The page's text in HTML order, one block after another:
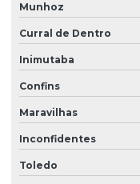
Munhoz
Curral de Dentro
Inimutaba
Confins
Maravilhas
Inconfidentes
Toledo